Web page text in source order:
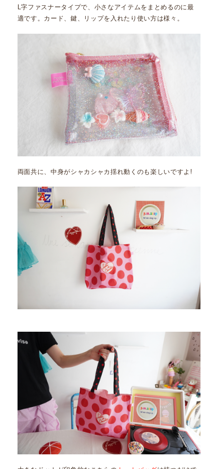
L字ファスナータイプで、小さなアイテムをまとめるのに最
適です。カード、鍵、リップを入れたり使い方は様々。
両面共に、中身がシャカシャカ揺れ動くのも楽しいですよ!